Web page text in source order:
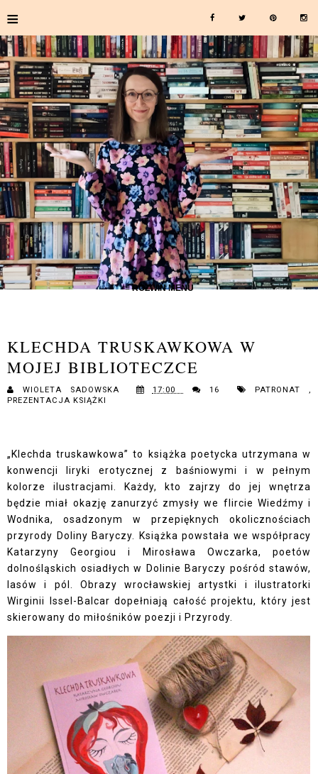
≡
≡ ROZWIŃ MENU
KLECHDA TRUSKAWKOWA W
MOJEJ BIBLIOTECZCE
WIOLETA SADOWSKA 17:00 16 PATRONAT,
PREZENTACJA KSIĄŻKI
„Klechda truskawkowa” to książka poetycka utrzymana w
konwencji liryki erotycznej z baśniowymi i w pełnym
kolorze ilustracjami. Każdy, kto zajrzy do jej wnętrza
będzie miał okazję zanurzyć zmysły we flircie Wiedźmy i
Wodnika, osadzonym w przepięknych okolicznościach
przyrody Doliny Baryczy. Książka powstała we współpracy
Katarzyny Georgiou i Mirosława Owczarka, poetów
dolnośląskich osiadłych w Dolinie Baryczy pośród stawów,
lasów i pól. Obrazy wrocławskiej artystki i ilustratorki
Wirginii Issel-Balcar dopełniają całość projektu, który jest
skierowany do miłośników poezji i Przyrody.